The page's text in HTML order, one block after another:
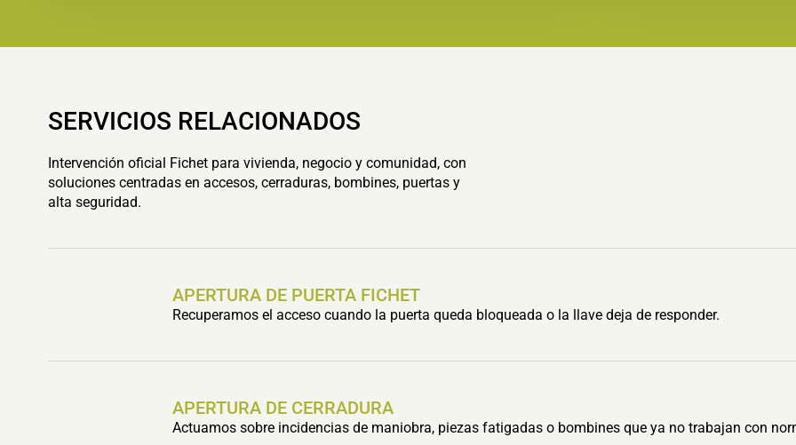
SERVICIOS RELACIONADOS
Intervención oficial Fichet para vivienda, negocio y comunidad, con
soluciones centradas en accesos, cerraduras, bombines, puertas y
alta seguridad.
APERTURA DE PUERTA FICHET
Recuperamos el acceso cuando la puerta queda bloqueada o la llave deja de responder.
APERTURA DE CERRADURA
Actuamos sobre incidencias de maniobra, piezas fatigadas o bombines que ya no trabajan con